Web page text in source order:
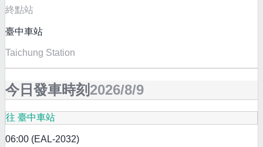
終點站
臺中車站
Taichung Station
今日發車時刻 2026/8/9
往 臺中車站
06:00 (EAL-2032)